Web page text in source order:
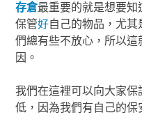
存倉最重要的就是想要
保管好自己的物品，尤
們總有些不放心，所以
因。
我們在這裡可以向大家
低，因為我們有自己的